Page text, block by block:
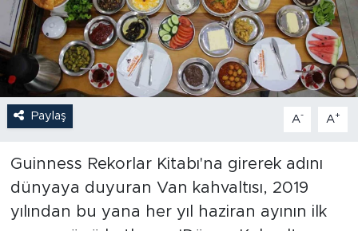
Paylaş A- A+
Guinness Rekorlar Kitabı'na girerek adını
dünyaya duyuran Van kahvaltısı, 2019
yılından bu yana her yıl haziran ayının ilk